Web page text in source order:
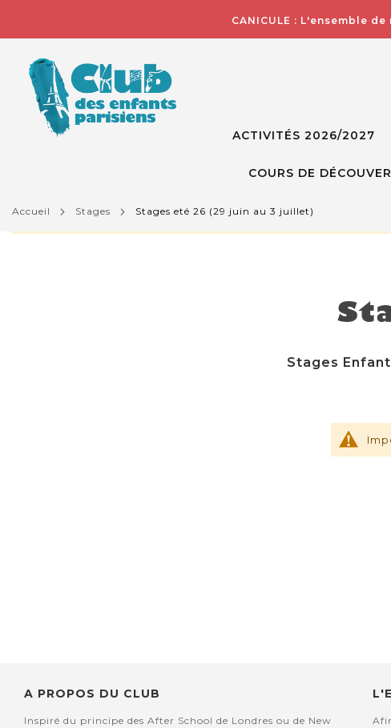
CANICULE : L'ensemble
ACTIVITÉS 2026/2027
COURS DE
L'activité que vous essayez de visualiser n'est pas
accueil stages stages eté 26 (29 juin au 3 juillet)
Stages
A PROPOS DU CLUB
Inspiré du principe des After School de Londres ou de New